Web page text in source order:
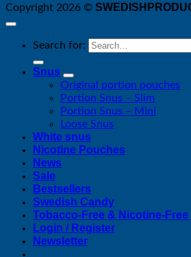
Copyright 2026 ©
Search for:
Snus
Original portion pouches
Portion Snus – Slim
Portion Snus – Mini
Loose Snus
White snus
Nicotine Pouches
News
Sale
Bestsellers
Swedish Candy
Tobacco-Free & Nicotine-Free
Login / Register
Newsletter